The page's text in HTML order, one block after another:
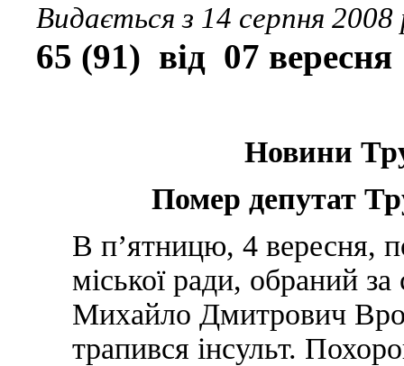
Видається з
65 (91) від 07
Новини
Помер депутат
В п’ятницю, 4 вересня,
міської ради, обраний
Михайло Дмитрович
трапився інсульт.